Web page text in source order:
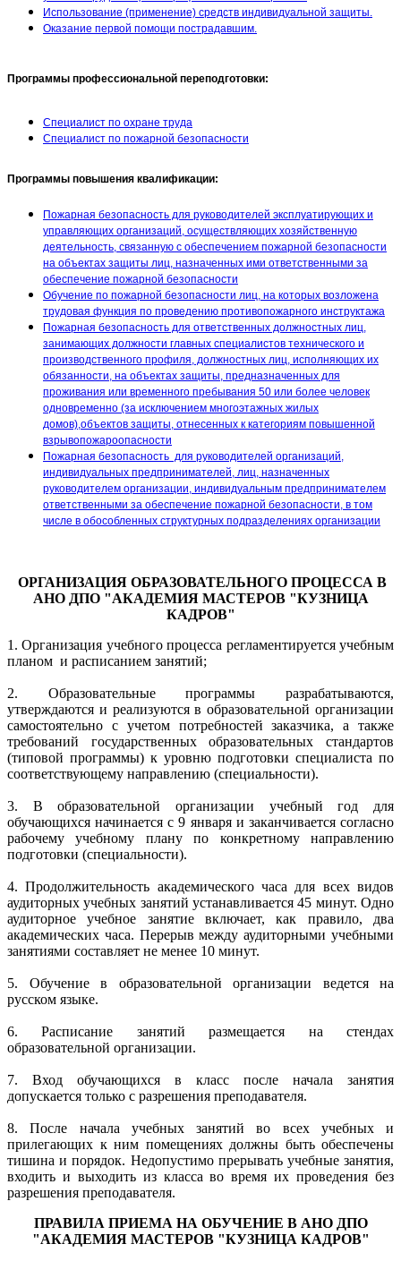
Использование (применение) средств индивидуальной защиты.
Оказание первой помощи пострадавшим.
Программы профессиональной переподготовки:
Специалист по охране труда
Специалист по пожарной безопасности
Программы повышения квалификации:
Пожарная безопасность для руководителей эксплуатирующих и
управляющих организаций, осуществляющих хозяйственную
деятельность, связанную с обеспечением пожарной безопасности
на объектах защиты лиц, назначенных ими ответственными за
обеспечение пожарной безопасности
Обучение по пожарной безопасности лиц, на которых возложена
трудовая функция по проведению противопожарного инструктажа
Пожарная безопасность для ответственных должностных лиц,
занимающих должности главных специалистов технического и
производственного профиля, должностных лиц, исполняющих их
обязанности, на объектах защиты, предназначенных для
проживания или временного пребывания 50 или более человек
одновременно (за исключением многоэтажных жилых
домов),объектов защиты, отнесенных к категориям повышенной
взрывопожароопасности
Пожарная безопасность для руководителей организаций,
индивидуальных предпринимателей, лиц, назначенных
руководителем организации, индивидуальным предпринимателем
ответственными за обеспечение пожарной безопасности, в том
числе в обособленных структурных подразделениях организации
ОРГАНИЗАЦИЯ ОБРАЗОВАТЕЛЬНОГО ПРОЦЕССА В
АНО ДПО "АКАДЕМИЯ МАСТЕРОВ "КУЗНИЦА
КАДРОВ"
1. Организация учебного процесса регламентируется учебным
планом и расписанием занятий;
2. Образовательные программы разрабатываются,
утверждаются и реализуются в образовательной организации
самостоятельно с учетом потребностей заказчика, а также
требований государственных образовательных стандартов
(типовой программы) к уровню подготовки специалиста по
соответствующему направлению (специальности).
3. В образовательной организации учебный год для
обучающихся начинается с 9 января и заканчивается согласно
рабочему учебному плану по конкретному направлению
подготовки (специальности).
4. Продолжительность академического часа для всех видов
аудиторных учебных занятий устанавливается 45 минут. Одно
аудиторное учебное занятие включает, как правило, два
академических часа. Перерыв между аудиторными учебными
занятиями составляет не менее 10 минут.
5. Обучение в образовательной организации ведется на
русском языке.
6. Расписание занятий размещается на стендах
образовательной организации.
7. Вход обучающихся в класс после начала занятия
допускается только с разрешения преподавателя.
8. После начала учебных занятий во всех учебных и
прилегающих к ним помещениях должны быть обеспечены
тишина и порядок. Недопустимо прерывать учебные занятия,
входить и выходить из класса во время их проведения без
разрешения преподавателя.
ПРАВИЛА ПРИЕМА НА ОБУЧЕНИЕ В АНО ДПО
"АКАДЕМИЯ МАСТЕРОВ "КУЗНИЦА КАДРОВ"